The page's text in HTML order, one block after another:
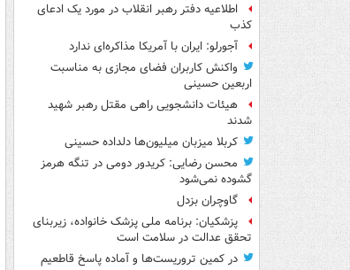
اطلاعیه دفتر رهبر انقلاب در مورد یک ادعای
کذب
آجورلو: ایران با آمریکا مذاکره‌ای ندارد
واکنش کاربران فضای مجازی به مناسبت
اربعین حسینی
هیئات دانشجویی راهی مقتل رهبر شهید
شدند
کربلا میزبان میلیون‌ها دلداده حسینی
محسن رضایی: کریدور دومی در تنگه هرمز
گشوده نمی‌شود
گاوچران بزدل
پزشکیان: برنامه ملی پزشک خانواده، زیربنای
تحقق عدالت در سلامت است
در کمین تروریست‌ها و آماده پاسخ قاطعیم